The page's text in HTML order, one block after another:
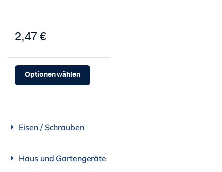
2,47 €
Optionen wählen
Eisen / Schrauben
Haus und Gartengeräte